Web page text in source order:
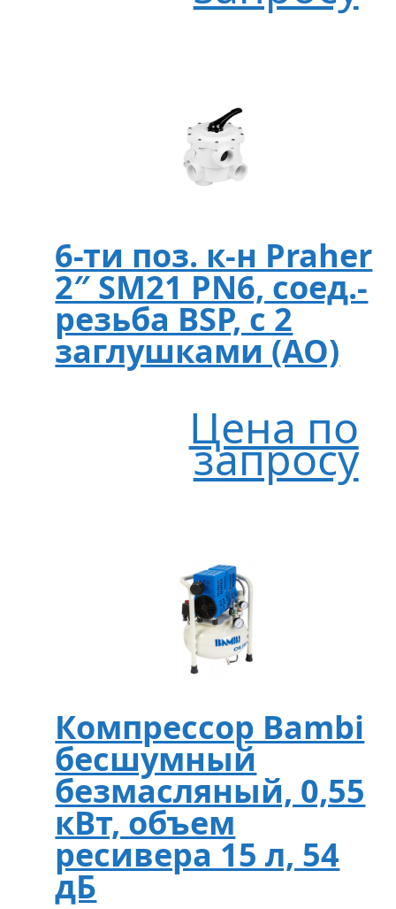
6-ти поз. к-н Praher
2″ SM21 PN6, соед.-
резьба BSP, с 2
заглушками (AO)
Цена по
запросу
Компрессор Bambi
бесшумный
безмасляный, 0,55
кВт, объем
ресивера 15 л, 54
дБ